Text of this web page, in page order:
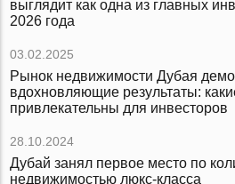
выглядит как одна из главных
2026 года
03.02.2025
Рынок недвижимости Дубая
вдохновляющие результаты:
привлекательны для инвесторов
28.10.2024
Дубай занял первое место по
недвижимостью люкс-класса